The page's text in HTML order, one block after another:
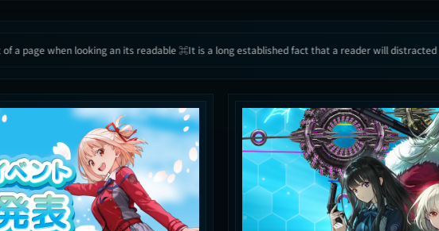
an its readable ⌘It is a long established fact that a reader will distracted by the readable